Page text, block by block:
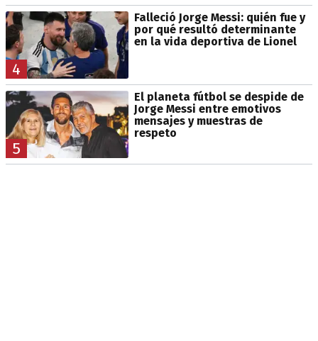
4
Falleció Jorge Messi: quién fue y
por qué resultó determinante
en la vida deportiva de Lionel
5
El planeta fútbol se despide de
Jorge Messi entre emotivos
mensajes y muestras de
respeto